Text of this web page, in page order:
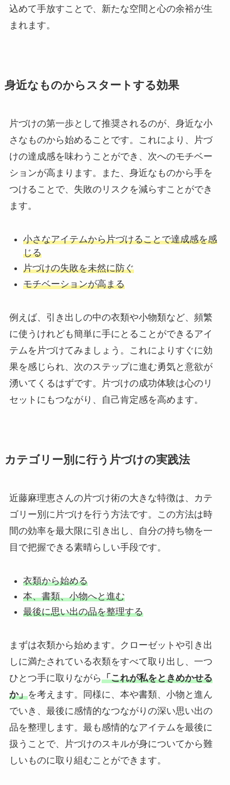
込めて手放すことで、新たな空間と心の余裕が生
まれます。
身近なものからスタートする効果
片づけの第一歩として推奨されるのが、身近な小
さなものから始めることです。これにより、片づ
けの達成感を味わうことができ、次へのモチベー
ションが高まります。また、身近なものから手を
つけることで、失敗のリスクを減らすことができ
ます。
小さなアイテムから片づけることで達成感を感
じる
片づけの失敗を未然に防ぐ
モチベーションが高まる
例えば、引き出しの中の衣類や小物類など、頻繁
に使うけれども簡単に手にとることができるアイ
テムを片づけてみましょう。これによりすぐに効
果を感じられ、次のステップに進む勇気と意欲が
湧いてくるはずです。片づけの成功体験は心のリ
セットにもつながり、自己肯定感を高めます。
カテゴリー別に行う片づけの実践法
近藤麻理恵さんの片づけ術の大きな特徴は、カテ
ゴリー別に片づけを行う方法です。この方法は時
間の効率を最大限に引き出し、自分の持ち物を一
目で把握できる素晴らしい手段です。
衣類から始める
本、書類、小物へと進む
最後に思い出の品を整理する
まずは衣類から始めます。クローゼットや引き出
しに満たされている衣類をすべて取り出し、一つ
ひとつ手に取りながら「これが私をときめかせる
か」を考えます。同様に、本や書類、小物と進ん
でいき、最後に感情的なつながりの深い思い出の
品を整理します。最も感情的なアイテムを最後に
扱うことで、片づけのスキルが身についてから難
しいものに取り組むことができます。